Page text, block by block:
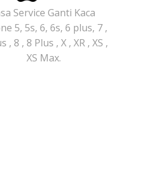
Service Ganti Kaca
5, 5s, 6, 6s, 6 plus, 7 ,
, 8 , 8 Plus , X , XR , XS ,
XS Max.